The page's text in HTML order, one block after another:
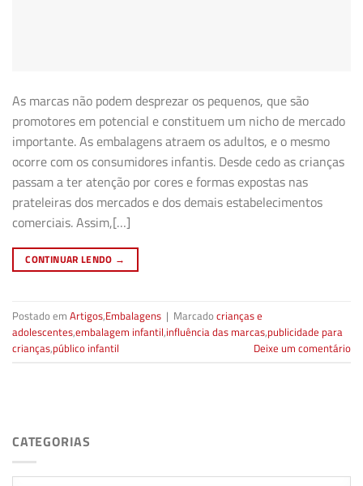
As marcas não podem desprezar os pequenos, que são
promotores em potencial e constituem um nicho de mercado
importante. As embalagens atraem os adultos, e o mesmo
ocorre com os consumidores infantis. Desde cedo as crianças
passam a ter atenção por cores e formas expostas nas
prateleiras dos mercados e dos demais estabelecimentos
comerciais. Assim,[…]
CONTINUAR LENDO →
Postado em Artigos,Embalagens | Marcadocrianças e
adolescentes,embalagem infantil,influência das marcas,publicidade para
crianças,público infantil Deixe um comentário
CATEGORIAS